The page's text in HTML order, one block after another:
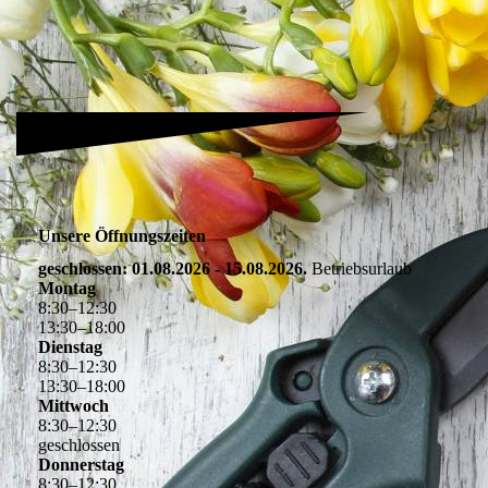
Unsere Öffnungszeiten
geschlossen: 01.08.2026 - 15.08.2026.Betriebsurlaub
Montag
8:30–12:30
13:30–18:00
Dienstag
8:30–12:30
13:30–18:00
Mittwoch
8:30–12:30
geschlossen
Donnerstag
8:30–12:30